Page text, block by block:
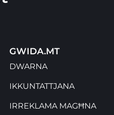
GWIDA.MT
DWARNA
IKKUNTATTJANA
IRREKLAMA MAGĦNA